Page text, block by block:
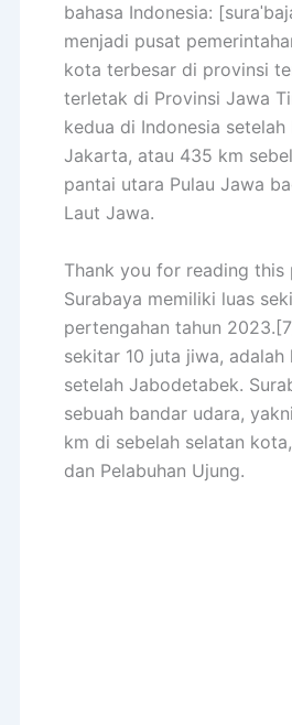
bahasa Indonesia:
menjadi pusat
kota terbesar di provinsi
terletak di Provinsi Jawa
kedua di Indonesia
Jakarta, atau 435 km
pantai utara Pulau Jawa
Laut Jawa.
Thank you for reading
Surabaya memiliki luas
pertengahan tahun
sekitar 10 juta jiwa,
setelah Jabodetabek.
sebuah bandar udara,
km di sebelah selatan
dan Pelabuhan Ujung.